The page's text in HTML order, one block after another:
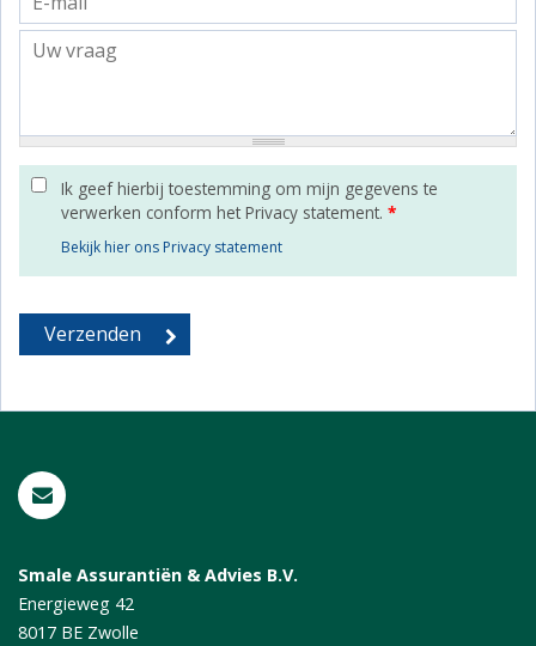
Ik geef hierbij toestemming om mijn gegevens te
verwerken conform het Privacy statement. *
Bekijk hier ons Privacy statement
Smale Assurantiën & Advies B.V.
Energieweg 42
8017 BE Zwolle